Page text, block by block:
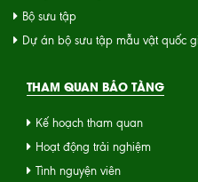
Bộ sưu tập
Dự án bộ sưu tập mẫu vật quốc
THAM QUAN BẢO TÀNG
Kế hoạch tham quan
Hoạt động trải nghiệm
Tình nguyện viên